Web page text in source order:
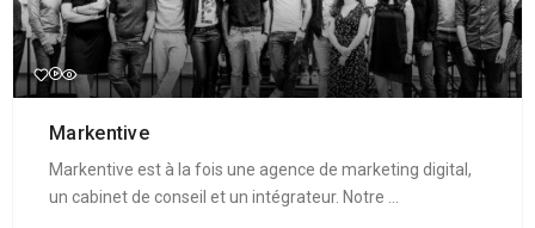
Markentive
Markentive est à la fois une agence de marketing digital,
un cabinet de conseil et un intégrateur. Notre ...